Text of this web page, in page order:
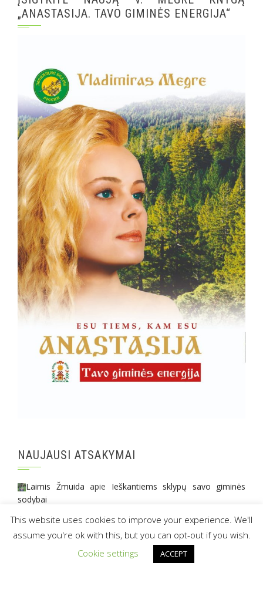
„ANASTASIJA. TAVO GIMINĖS ENERGIJA“
NAUJAUSI ATSAKYMAI
Laimis Žmuida apie Ieškantiems sklypų savo giminės
sodybai
Amy Rimaapie Giminės sodybos aplink Kauną?
Linaapie Giminės sodybos aplink Kauną?
This website uses cookies to improve your experience. We'll
assume you're ok with this, but you can opt-out if you wish.
Cookie settings
ACCEPT